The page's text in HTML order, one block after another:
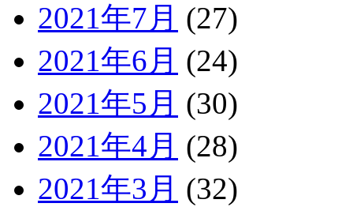
2021年7月 (27)
2021年6月 (24)
2021年5月 (30)
2021年4月 (28)
2021年3月 (32)